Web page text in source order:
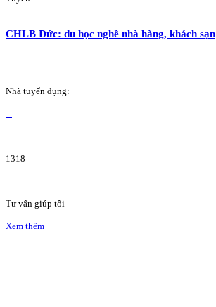
CHLB Đức: du học nghề nhà hàng, khách sạn
Nhà tuyển dụng:
1318
Tư vấn giúp tôi
Xem thêm